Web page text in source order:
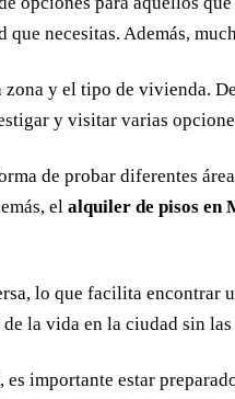
necesitas. Además,
y el tipo de vivienda.
y visitar varias
de probar diferentes
el alquiler de pisos en
lo que facilita encontrar
la vida en la ciudad sin
, es importante estar